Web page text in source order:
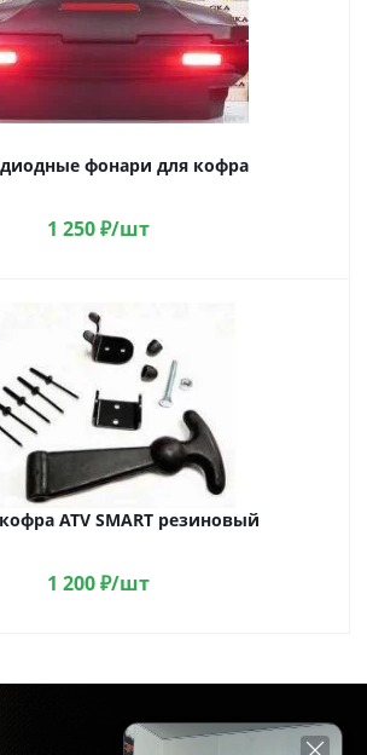
фонари для кофра
1 250₽/шт
ATV SMART резиновый
1 200₽/шт